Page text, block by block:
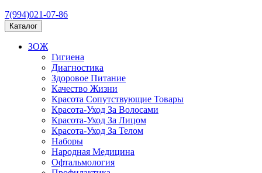
7(994)021-07-86
Каталог
ЗОЖ
Гигиена
Диагностика
Здоровое Питание
Качество Жизни
Красота Сопутствующие Товары
Красота-Уход За Волосами
Красота-Уход За Лицом
Красота-Уход За Телом
Наборы
Народная Медицина
Офтальмология